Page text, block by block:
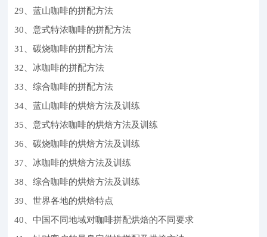
29、蓝山咖啡的拼配方法
30、意式特浓咖啡的拼配方法
31、碳烧咖啡的拼配方法
32、冰咖啡的拼配方法
33、综合咖啡的拼配方法
34、蓝山咖啡的烘焙方法及训练
35、意式特浓咖啡的烘焙方法及训练
36、碳烧咖啡的烘焙方法及训练
37、冰咖啡的烘焙方法及训练
38、综合咖啡的烘焙方法及训练
39、世界各地的烘焙特点
40、中国不同地域对咖啡拼配烘焙的不同要求